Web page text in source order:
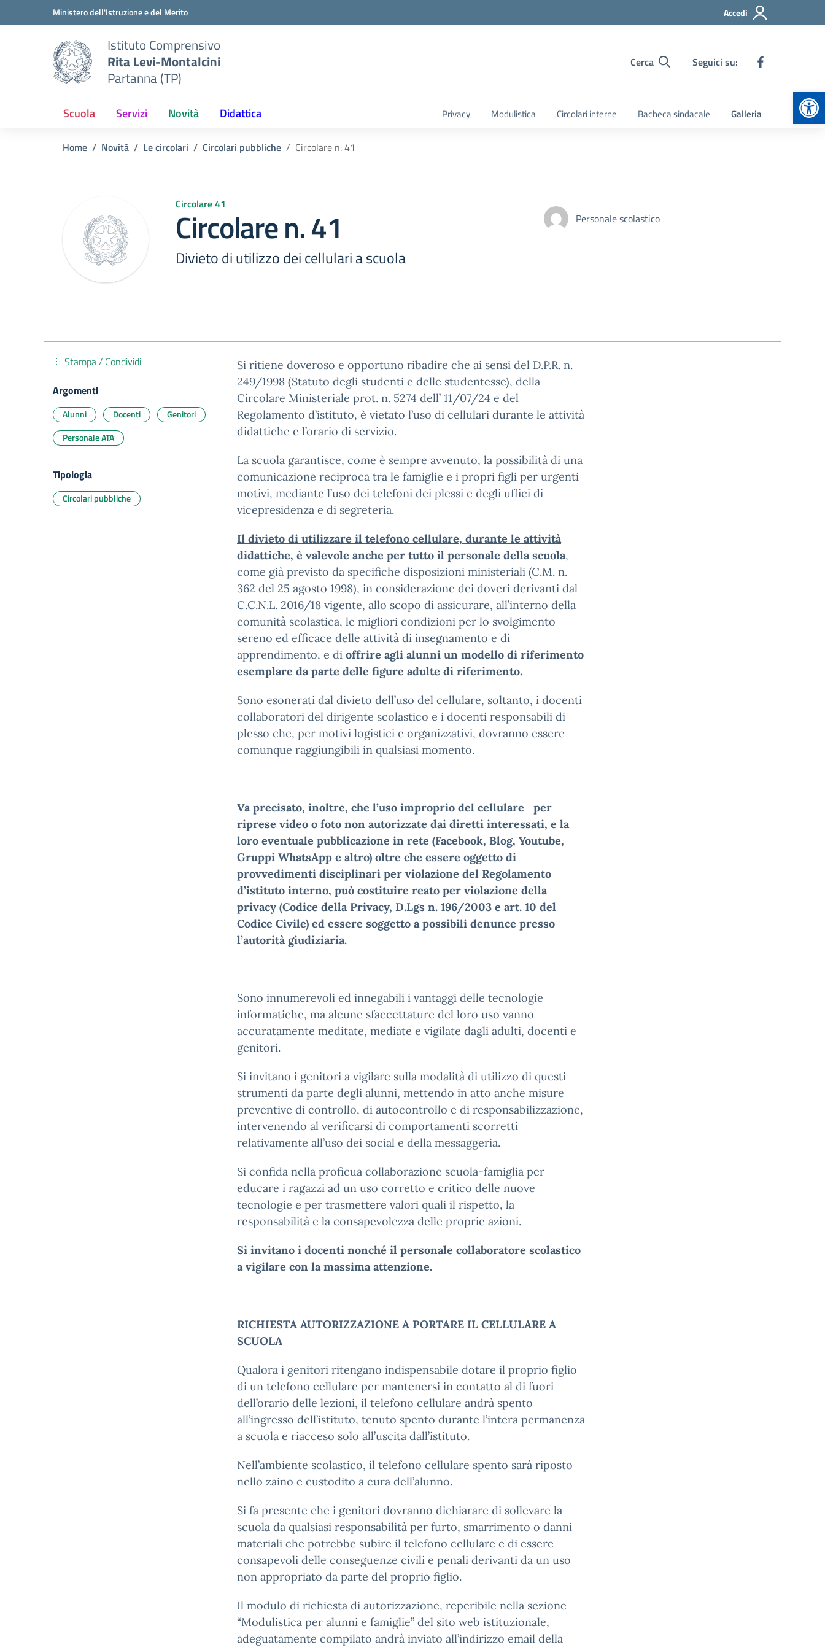
Vai ai contenuti
Vai al menu di navigazioneMinistero dell'Istruzione e del Merito Accedi
Istituto Comprensivo
Rita Levi-Montalcini
Partanna (TP)
Cerca Seguici su:
Scuola Servizi Novità Didattica Privacy Modulistica Circolari interne Bacheca sindacale Galleria
Home Novità Le circolari Circolari pubbliche Circolare n. 41
Circolare 41
Circolare n. 41
Divieto di utilizzo dei cellulari a scuola
Personale scolastico
Si ritiene doveroso e opportuno ribadire che ai sensi del D.P.R. n.
249/1998 (Statuto degli studenti e delle studentesse), della
Circolare Ministeriale prot. n. 5274 dell’ 11/07/24 e del
Regolamento d’istituto, è vietato l’uso di cellulari durante le attività
didattiche e l’orario di servizio.
La scuola garantisce, come è sempre avvenuto, la possibilità di una
comunicazione reciproca tra le famiglie e i propri figli per urgenti
motivi, mediante l’uso dei telefoni dei plessi e degli uffici di
vicepresidenza e di segreteria.
Il divieto di utilizzare il telefono cellulare, durante le attività
didattiche, è valevole anche per tutto il personale della scuola,
come già previsto da specifiche disposizioni ministeriali (C.M. n.
362 del 25 agosto 1998), in considerazione dei doveri derivanti dal
C.C.N.L. 2016/18 vigente, allo scopo di assicurare, all’interno della
comunità scolastica, le migliori condizioni per lo svolgimento
sereno ed efficace delle attività di insegnamento e di
apprendimento, e di offrire agli alunni un modello di riferimento
esemplare da parte delle figure adulte di riferimento.
Sono esonerati dal divieto dell’uso del cellulare, soltanto, i docenti
collaboratori del dirigente scolastico e i docenti responsabili di
plesso che, per motivi logistici e organizzativi, dovranno essere
comunque raggiungibili in qualsiasi momento.
Va precisato, inoltre, che l’uso improprio del cellulare per
riprese video o foto non autorizzate dai diretti interessati, e la
loro eventuale pubblicazione in rete (Facebook, Blog, Youtube,
Gruppi WhatsApp e altro) oltre che essere oggetto di
provvedimenti disciplinari per violazione del Regolamento
d’istituto interno, può costituire reato per violazione della
privacy (Codice della Privacy, D.Lgs n. 196/2003 e art. 10 del
Codice Civile) ed essere soggetto a possibili denunce presso
l’autorità giudiziaria.
Sono innumerevoli ed innegabili i vantaggi delle tecnologie
informatiche, ma alcune sfaccettature del loro uso vanno
accuratamente meditate, mediate e vigilate dagli adulti, docenti e
genitori.
Si invitano i genitori a vigilare sulla modalità di utilizzo di questi
strumenti da parte degli alunni, mettendo in atto anche misure
preventive di controllo, di autocontrollo e di responsabilizzazione,
intervenendo al verificarsi di comportamenti scorretti
relativamente all’uso dei social e della messaggeria.
Si confida nella proficua collaborazione scuola-famiglia per
educare i ragazzi ad un uso corretto e critico delle nuove
tecnologie e per trasmettere valori quali il rispetto, la
responsabilità e la consapevolezza delle proprie azioni.
Si invitano i docenti nonché il personale collaboratore scolastico
a vigilare con la massima attenzione.
RICHIESTA AUTORIZZAZIONE A PORTARE IL CELLULARE A
SCUOLA
Qualora i genitori ritengano indispensabile dotare il proprio figlio
di un telefono cellulare per mantenersi in contatto al di fuori
dell’orario delle lezioni, il telefono cellulare andrà spento
all’ingresso dell’istituto, tenuto spento durante l’intera permanenza
a scuola e riacceso solo all’uscita dall’istituto.
Nell’ambiente scolastico, il telefono cellulare spento sarà riposto
nello zaino e custodito a cura dell’alunno.
Si fa presente che i genitori dovranno dichiarare di sollevare la
scuola da qualsiasi responsabilità per furto, smarrimento o danni
materiali che potrebbe subire il telefono cellulare e di essere
consapevoli delle conseguenze civili e penali derivanti da un uso
non appropriato da parte del proprio figlio.
Il modulo di richiesta di autorizzazione, reperibile nella sezione
“Modulistica per alunni e famiglie” del sito web istituzionale,
adeguatamente compilato andrà inviato all’indirizzo email della
Stampa / Condividi
Argomenti
Alunni Docenti
Genitori
Personale ATA
Tipologia
Circolari pubbliche